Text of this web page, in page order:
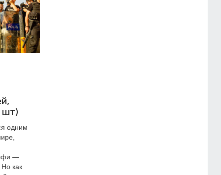
шт)
одним
—
как